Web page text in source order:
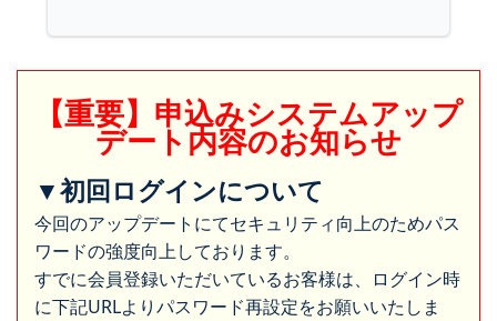
【重要】申込みシステムアップ
デート内容のお知らせ
▼初回ログインについて
今回のアップデートにてセキュリティ向上のためパス
ワードの強度向上しております。
すでに会員登録いただいているお客様は、ログイン時
に下記URLよりパスワード再設定をお願いいたしま